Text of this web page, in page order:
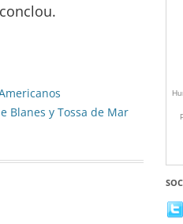
Blanes y Tossa de Mar